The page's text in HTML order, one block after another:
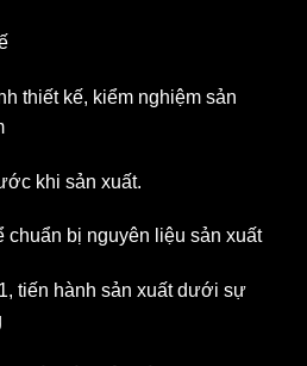
thiết kế, kiểm nghiệm sản
khi sản xuất.
chuẩn bị nguyên liệu sản xuất
tiến hành sản xuất dưới sự